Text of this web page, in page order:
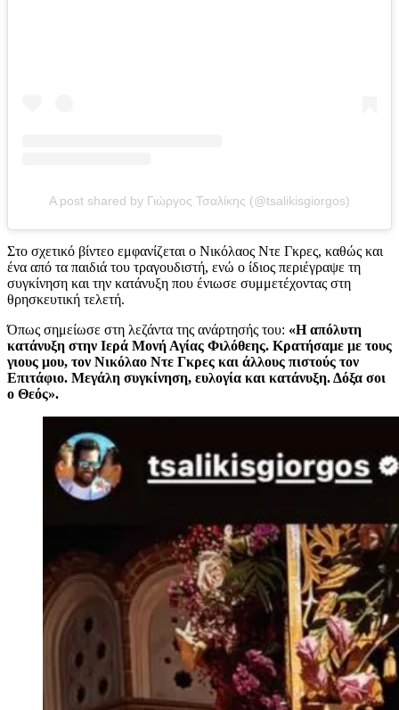
A post shared by Γιώργος Τσαλίκης (@tsalikisgiorgos)
Στο σχετικό βίντεο εμφανίζεται ο Νικόλαος Ντε Γκρες, καθώς και
ένα από τα παιδιά του τραγουδιστή, ενώ ο ίδιος περιέγραψε τη
συγκίνηση και την κατάνυξη που ένιωσε συμμετέχοντας στη
θρησκευτική τελετή.
Όπως σημείωσε στη λεζάντα της ανάρτησής του: «Η απόλυτη
κατάνυξη στην Ιερά Μονή Αγίας Φιλόθεης. Κρατήσαμε με τους
γιους μου, τον Νικόλαο Ντε Γκρες και άλλους πιστούς τον
Επιτάφιο. Μεγάλη συγκίνηση, ευλογία και κατάνυξη. Δόξα σοι
ο Θεός».